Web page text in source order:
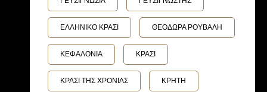
ΕΛΛΗΝΙΚΟ ΚΡΑΣΙ ΘΕΟΔΩΡΑ ΡΟΥΒΑΛΗ
ΚΕΦΑΛΟΝΙΑ ΚΡΑΣΙ
ΚΡΑΣΙ ΤΗΣ ΧΡΟΝΙΑΣ ΚΡΗΤΗ